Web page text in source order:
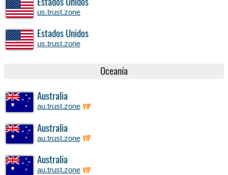
Estados Unidos
us.trust.zone
Estados Unidos
us.trust.zone
Oceanía
Australia
au.trust.zone VIP
Australia
au.trust.zone VIP
Australia
au.trust.zone VIP